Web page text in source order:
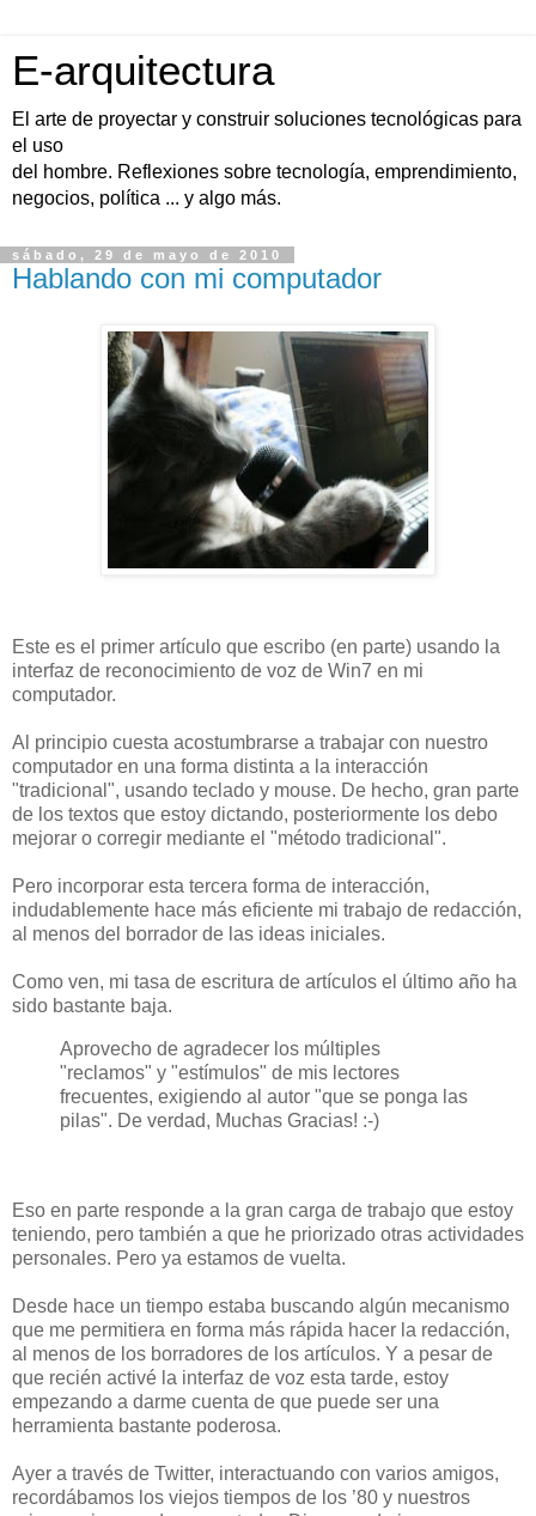
E-arquitectura
El arte de proyectar y construir soluciones tecnológicas para
el uso
del hombre. Reflexiones sobre tecnología, emprendimiento,
negocios, política ... y algo más.
sábado, 29 de mayo de 2010
Hablando con mi computador
Este es el primer artículo que escribo (en parte) usando la
interfaz de reconocimiento de voz de Win7 en mi
computador.
Al principio cuesta acostumbrarse a trabajar con nuestro
computador en una forma distinta a la interacción
"tradicional", usando teclado y mouse. De hecho, gran parte
de los textos que estoy dictando, posteriormente los debo
mejorar o corregir mediante el "método tradicional".
Pero incorporar esta tercera forma de interacción,
indudablemente hace más eficiente mi trabajo de redacción,
al menos del borrador de las ideas iniciales.
Como ven, mi tasa de escritura de artículos el último año ha
sido bastante baja.
Aprovecho de agradecer los múltiples
"reclamos" y "estímulos" de mis lectores
frecuentes, exigiendo al autor "que se ponga las
pilas". De verdad, Muchas Gracias! :-)
Eso en parte responde a la gran carga de trabajo que estoy
teniendo, pero también a que he priorizado otras actividades
personales. Pero ya estamos de vuelta.
Desde hace un tiempo estaba buscando algún mecanismo
que me permitiera en forma más rápida hacer la redacción,
al menos de los borradores de los artículos. Y a pesar de
que recién activé la interfaz de voz esta tarde, estoy
empezando a darme cuenta de que puede ser una
herramienta bastante poderosa.
Ayer a través de Twitter, interactuando con varios amigos,
recordábamos los viejos tiempos de los ’80 y nuestros